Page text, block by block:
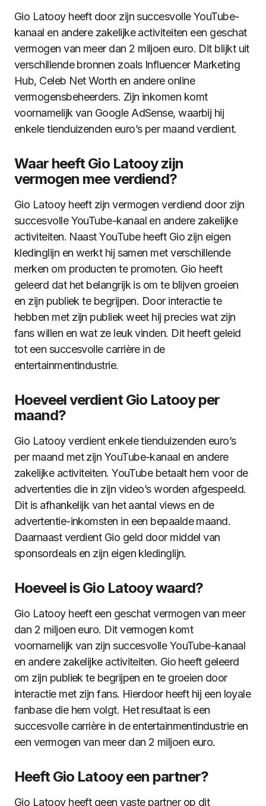
Gio Latooy heeft door zijn succesvolle YouTube-
kanaal en andere zakelijke activiteiten een geschat
vermogen van meer dan 2 miljoen euro. Dit blijkt uit
verschillende bronnen zoals Influencer Marketing
Hub, Celeb Net Worth en andere online
vermogensbeheerders. Zijn inkomen komt
voornamelijk van Google AdSense, waarbij hij
enkele tienduizenden euro’s per maand verdient.
Waar heeft Gio Latooy zijn
vermogen mee verdiend?
Gio Latooy heeft zijn vermogen verdiend door zijn
succesvolle YouTube-kanaal en andere zakelijke
activiteiten. Naast YouTube heeft Gio zijn eigen
kledinglijn en werkt hij samen met verschillende
merken om producten te promoten. Gio heeft
geleerd dat het belangrijk is om te blijven groeien
en zijn publiek te begrijpen. Door interactie te
hebben met zijn publiek weet hij precies wat zijn
fans willen en wat ze leuk vinden. Dit heeft geleid
tot een succesvolle carrière in de
entertainmentindustrie.
Hoeveel verdient Gio Latooy per
maand?
Gio Latooy verdient enkele tienduizenden euro’s
per maand met zijn YouTube-kanaal en andere
zakelijke activiteiten. YouTube betaalt hem voor de
advertenties die in zijn video’s worden afgespeeld.
Dit is afhankelijk van het aantal views en de
advertentie-inkomsten in een bepaalde maand.
Daarnaast verdient Gio geld door middel van
sponsordeals en zijn eigen kledinglijn.
Hoeveel is Gio Latooy waard?
Gio Latooy heeft een geschat vermogen van meer
dan 2 miljoen euro. Dit vermogen komt
voornamelijk van zijn succesvolle YouTube-kanaal
en andere zakelijke activiteiten. Gio heeft geleerd
om zijn publiek te begrijpen en te groeien door
interactie met zijn fans. Hierdoor heeft hij een loyale
fanbase die hem volgt. Het resultaat is een
succesvolle carrière in de entertainmentindustrie en
een vermogen van meer dan 2 miljoen euro.
Heeft Gio Latooy een partner?
Gio Latooy heeft geen vaste partner op dit